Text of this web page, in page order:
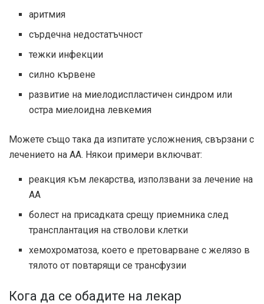
аритмия
сърдечна недостатъчност
тежки инфекции
силно кървене
развитие на миелодиспластичен синдром или
остра миелоидна левкемия
Можете също така да изпитате усложнения, свързани с
лечението на АА. Някои примери включват:
реакция към лекарства, използвани за лечение на
АА
болест на присадката срещу приемника след
трансплантация на стволови клетки
хемохроматоза, което е претоварване с желязо в
тялото от повтарящи се трансфузии
Кога да се обадите на лекар